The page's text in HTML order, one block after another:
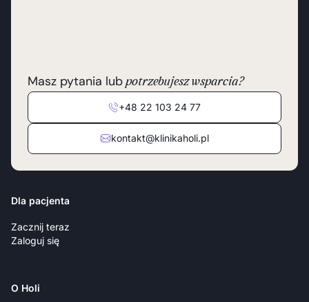
Masz pytania lubpotrzebujesz wsparcia?
+48 22 103 24 77
kontakt@klinikaholi.pl
Dla pacjenta
Zacznij teraz
Zaloguj się
O Holi